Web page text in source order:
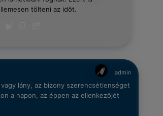
tölteni az időt.
admin
lány, az bizony szerencsétlenséget
a napon, az éppen az ellenkezőjét